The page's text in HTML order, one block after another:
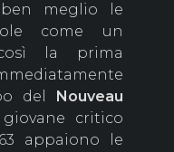
meglio le
come un
la prima
del Nouveau
critico
appaiono le